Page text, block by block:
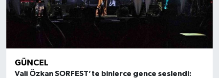
GÜNCEL
Vali Özkan SORFEST’te binlerce gence seslendi: